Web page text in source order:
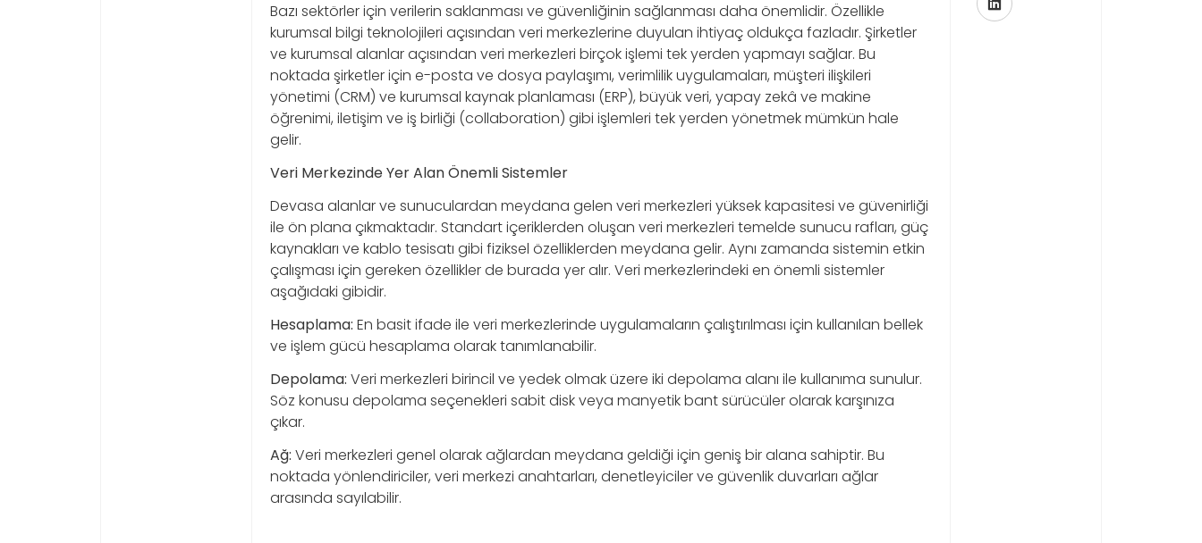
Bazı sektörler için verilerin saklanması ve güvenliğinin sağlanması daha önemlidir. Özellikle
kurumsal bilgi teknolojileri açısından veri merkezlerine duyulan ihtiyaç oldukça fazladır. Şirketler
ve kurumsal alanlar açısından veri merkezleri birçok işlemi tek yerden yapmayı sağlar. Bu
noktada şirketler için e-posta ve dosya paylaşımı, verimlilik uygulamaları, müşteri ilişkileri
yönetimi (CRM) ve kurumsal kaynak planlaması (ERP), büyük veri, yapay zekâ ve makine
öğrenimi, iletişim ve iş birliği (collaboration) gibi işlemleri tek yerden yönetmek mümkün hale
gelir.
Veri Merkezinde Yer Alan Önemli Sistemler
Devasa alanlar ve sunuculardan meydana gelen veri merkezleri yüksek kapasitesi ve güvenirliği
ile ön plana çıkmaktadır. Standart içeriklerden oluşan veri merkezleri temelde sunucu rafları, güç
kaynakları ve kablo tesisatı gibi fiziksel özelliklerden meydana gelir. Aynı zamanda sistemin etkin
çalışması için gereken özellikler de burada yer alır. Veri merkezlerindeki en önemli sistemler
aşağıdaki gibidir.
Hesaplama: En basit ifade ile veri merkezlerinde uygulamaların çalıştırılması için kullanılan bellek
ve işlem gücü hesaplama olarak tanımlanabilir.
Depolama: Veri merkezleri birincil ve yedek olmak üzere iki depolama alanı ile kullanıma sunulur.
Söz konusu depolama seçenekleri sabit disk veya manyetik bant sürücüler olarak karşınıza
çıkar.
Ağ: Veri merkezleri genel olarak ağlardan meydana geldiği için geniş bir alana sahiptir. Bu
noktada yönlendiriciler, veri merkezi anahtarları, denetleyiciler ve güvenlik duvarları ağlar
arasında sayılabilir.